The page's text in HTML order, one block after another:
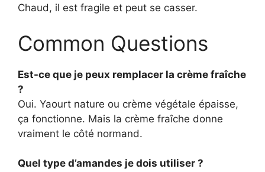
Chaud, il est fragile et peut se casser.
Common Questions
Est-ce que je peux remplacer la crème fraîche
?
Oui. Yaourt nature ou crème végétale épaisse,
ça fonctionne. Mais la crème fraîche donne
vraiment le côté normand.
Quel type d’amandes je dois utiliser ?